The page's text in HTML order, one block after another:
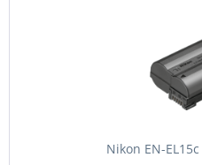
Nikon EN-